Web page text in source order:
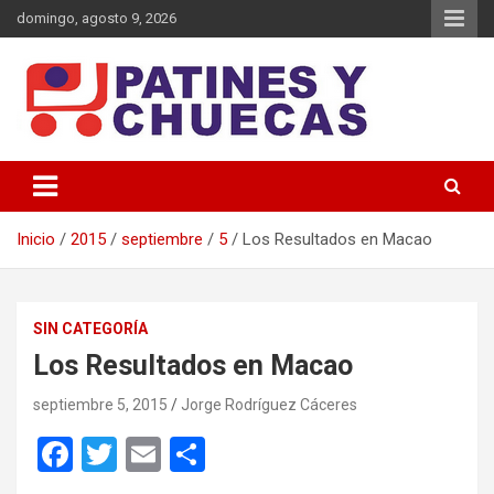
Saltar
al
domingo, agosto 9, 2026
Patines y Chuecas
Inicio 2015 septiembre 5 Los Resultados en Macao
SIN CATEGORÍA
Los Resultados en Macao
septiembre 5, 2015 Jorge Rodríguez Cáceres
F
T
E